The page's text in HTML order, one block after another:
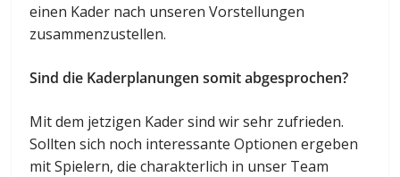
einen Kader nach unseren Vorstellungen
zusammenzustellen.
Sind die Kaderplanungen somit abgesprochen?
Mit dem jetzigen Kader sind wir sehr zufrieden.
Sollten sich noch interessante Optionen ergeben
mit Spielern, die charakterlich in unser Team